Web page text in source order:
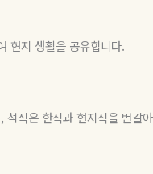
현지 생활을 공유합니다.
석식은 한식과 현지식을 번갈아